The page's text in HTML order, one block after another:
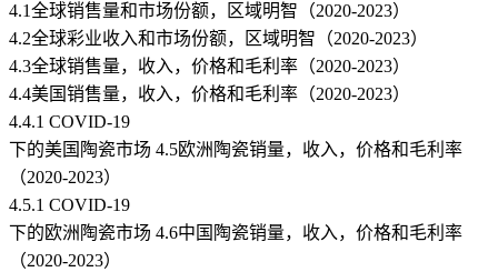
4.1全球销售量和市场份额，区域明智（2020-2023）
4.2全球彩业收入和市场份额，区域明智（2020-2023）
4.3全球销售量，收入，价格和毛利率（2020-2023）
4.4美国销售量，收入，价格和毛利率（2020-2023）
4.4.1 COVID-19
下的美国陶瓷市场 4.5欧洲陶瓷销量，收入，价格和毛利率
（2020-2023）
4.5.1 COVID-19
下的欧洲陶瓷市场 4.6中国陶瓷销量，收入，价格和毛利率
（2020-2023）